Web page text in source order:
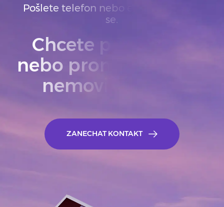
Pošlete telefon nebo email. Ozveme
se.
Chcete prodat
nebo pronajmout
nemovitost?
ZANECHAT KONTAKT ZANECHAT